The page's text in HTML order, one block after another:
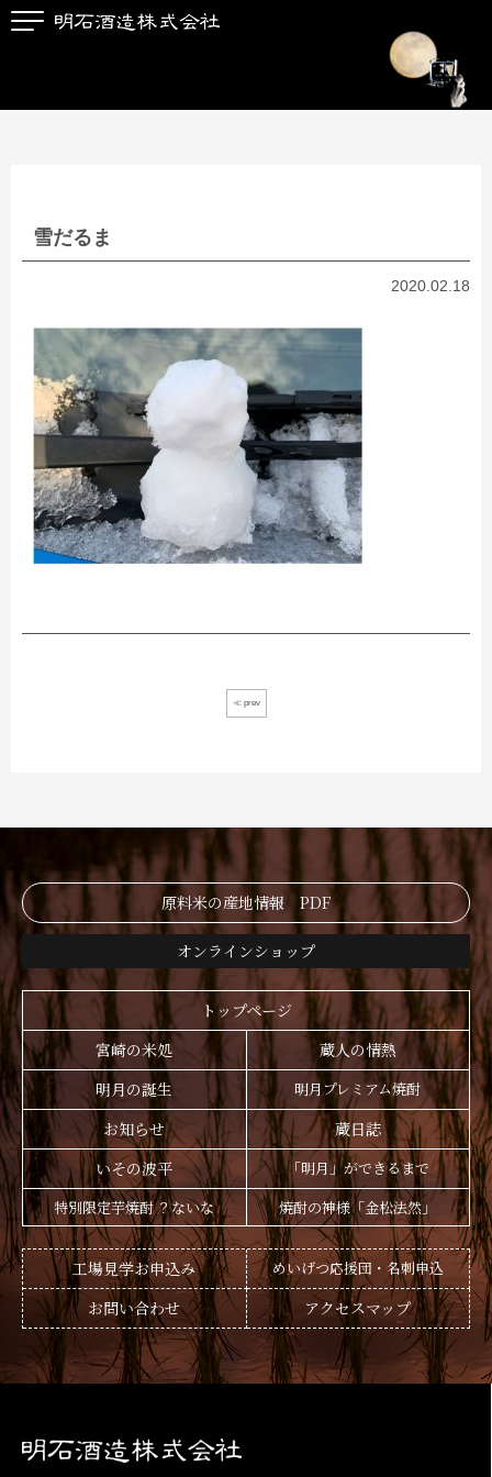
雪だるま
2020.02.18
≪ prev
原料米の産地情報 PDF
オンラインショップ
トップページ
宮崎の米処
蔵人の情熱
明月の誕生
明月プレミアム焼酎
お知らせ
蔵日誌
いその波平
「明月」ができるまで
特別限定芋焼酎 ？ないな
焼酎の神様「金松法然」
工場見学お申込み めいげつ応援団・名刺申込
お問い合わせ アクセスマップ